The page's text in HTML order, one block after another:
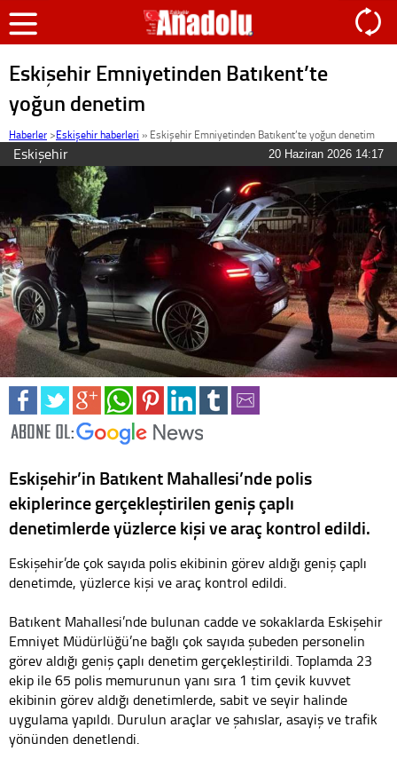
Eskişehir Emniyetinden Batıkent’te
yoğun denetim
Haberler >Eskişehir haberleri » Eskişehir Emniyetinden Batıkent’te yoğun denetim
Eskişehir 20 Haziran 2026 14:17
Eskişehir’in Batıkent Mahallesi’nde polis
ekiplerince gerçekleştirilen geniş çaplı
denetimlerde yüzlerce kişi ve araç kontrol edildi.
Eskişehir’de çok sayıda polis ekibinin görev aldığı geniş çaplı
denetimde, yüzlerce kişi ve araç kontrol edildi.
Batıkent Mahallesi’nde bulunan cadde ve sokaklarda Eskişehir
Emniyet Müdürlüğü’ne bağlı çok sayıda şubeden personelin
görev aldığı geniş çaplı denetim gerçekleştirildi. Toplamda 23
ekip ile 65 polis memurunun yanı sıra 1 tim çevik kuvvet
ekibinin görev aldığı denetimlerde, sabit ve seyir halinde
uygulama yapıldı. Durulun araçlar ve şahıslar, asayiş ve trafik
yönünden denetlendi.